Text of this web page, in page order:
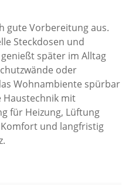
gute Vorbereitung aus.
Steckdosen und
später im Alltag
oder
Wohnambiente spürbar
Haustechnik mit
für Heizung, Lüftung
und langfristig